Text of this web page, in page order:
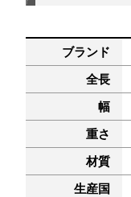
ブランド
全長
幅
重さ
材質
生産国